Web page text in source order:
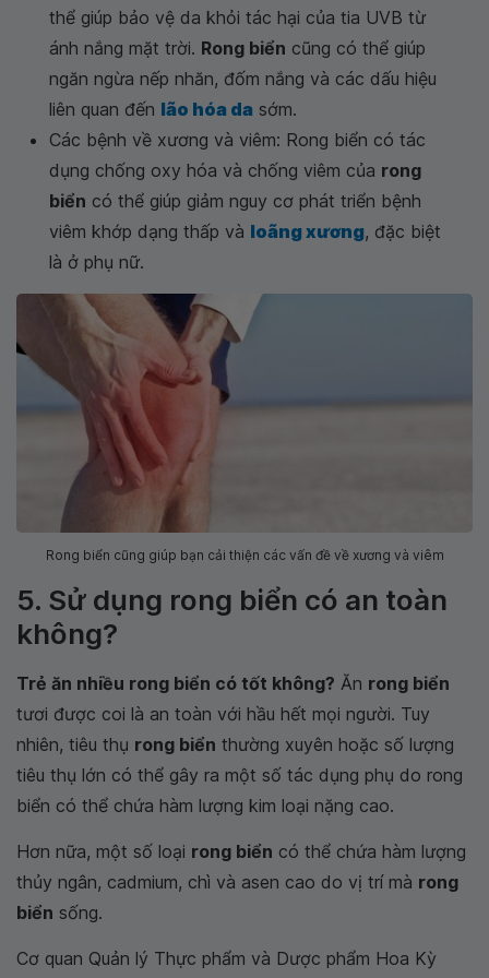
thể giúp bảo vệ da khỏi tác hại của tia UVB từ
ánh nắng mặt trời. Rong biển cũng có thể giúp
ngăn ngừa nếp nhăn, đốm nắng và các dấu hiệu
liên quan đến lão hóa da sớm.
Các bệnh về xương và viêm: Rong biển có tác
dụng chống oxy hóa và chống viêm của rong
biển có thể giúp giảm nguy cơ phát triển bệnh
viêm khớp dạng thấp và loãng xương, đặc biệt
là ở phụ nữ.
Rong biển cũng giúp bạn cải thiện các vấn đề về xương và viêm
5. Sử dụng rong biển có an toàn
không?
Trẻ ăn nhiều rong biển có tốt không? Ăn rong biển
tươi được coi là an toàn với hầu hết mọi người. Tuy
nhiên, tiêu thụ rong biển thường xuyên hoặc số lượng
tiêu thụ lớn có thể gây ra một số tác dụng phụ do rong
biển có thể chứa hàm lượng kim loại nặng cao.
Hơn nữa, một số loại rong biển có thể chứa hàm lượng
thủy ngân, cadmium, chì và asen cao do vị trí mà rong
biển sống.
Cơ quan Quản lý Thực phẩm và Dược phẩm Hoa Kỳ